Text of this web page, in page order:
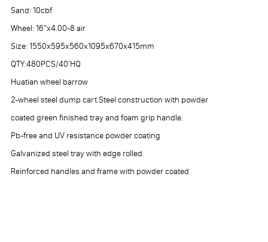
Sand: 10cbf
Wheel: 16"x4.00-8 air
Size: 1550x595x560x1095x670x415mm
QTY:480PCS/40'HQ
Huatian wheel barrow
2-wheel steel dump cart.Steel construction with powder
coated green finished tray and foam grip handle.
Pb-free and UV resistance powder coating
Galvanized steel tray with edge rolled
Reinforced handles and frame with powder coated